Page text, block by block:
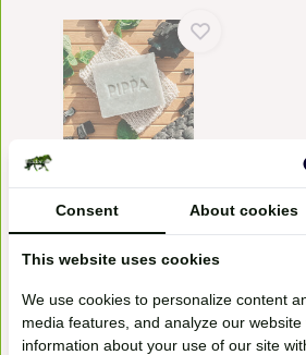
Shampoobar Charcoal &
Peppermint
De Charcoal & Peppermint
shampoobar reinigt je d...
16,95*
* Incl. btw Excl.Verzendkosten
Deze
* Incl.
Consent About cookies
This website uses cookies
We use cookies to personalize content
media features, and analyze our
information about your use of our site